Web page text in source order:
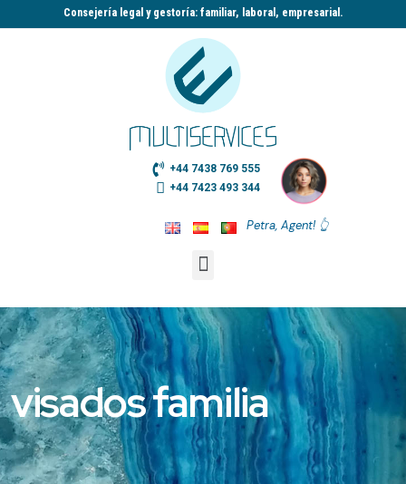
Consejería legal y gestoría: familiar, laboral, empresarial.​
+44 7438 769 555
+44 7423 493 344
Petra, Agent! 👆
visados familia